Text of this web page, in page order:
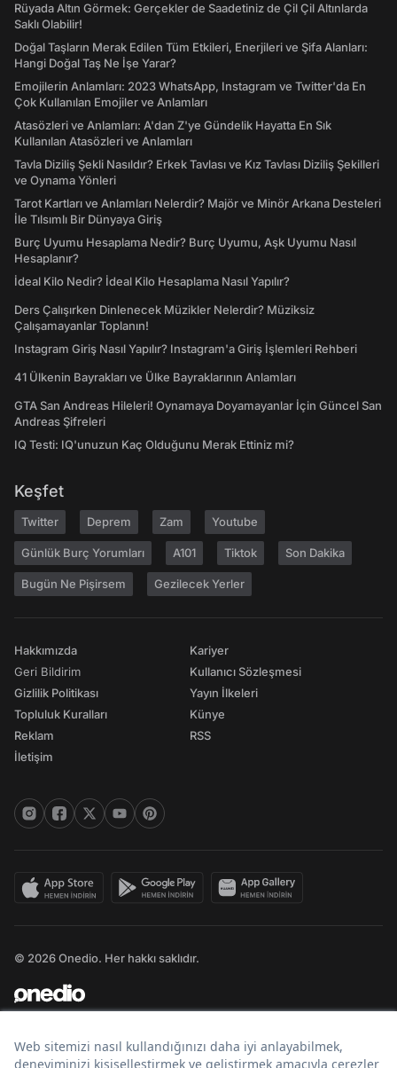
Rüyada Altın Görmek: Gerçekler de Saadetiniz de Çil Çil Altınlarda
Saklı Olabilir!
Doğal Taşların Merak Edilen Tüm Etkileri, Enerjileri ve Şifa Alanları:
Hangi Doğal Taş Ne İşe Yarar?
Emojilerin Anlamları: 2023 WhatsApp, Instagram ve Twitter'da En
Çok Kullanılan Emojiler ve Anlamları
Atasözleri ve Anlamları: A'dan Z'ye Gündelik Hayatta En Sık
Kullanılan Atasözleri ve Anlamları
Tavla Diziliş Şekli Nasıldır? Erkek Tavlası ve Kız Tavlası Diziliş Şekilleri
ve Oynama Yönleri
Tarot Kartları ve Anlamları Nelerdir? Majör ve Minör Arkana Desteleri
İle Tılsımlı Bir Dünyaya Giriş
Burç Uyumu Hesaplama Nedir? Burç Uyumu, Aşk Uyumu Nasıl
Hesaplanır?
İdeal Kilo Nedir? İdeal Kilo Hesaplama Nasıl Yapılır?
Ders Çalışırken Dinlenecek Müzikler Nelerdir? Müziksiz
Çalışamayanlar Toplanın!
Instagram Giriş Nasıl Yapılır? Instagram'a Giriş İşlemleri Rehberi
41 Ülkenin Bayrakları ve Ülke Bayraklarının Anlamları
GTA San Andreas Hileleri! Oynamaya Doyamayanlar İçin Güncel San
Andreas Şifreleri
IQ Testi: IQ'unuzun Kaç Olduğunu Merak Ettiniz mi?
Keşfet
Twitter Deprem Zam Youtube
Günlük Burç Yorumları A101 Tiktok Son Dakika
Bugün Ne Pişirsem Gezilecek Yerler
Hakkımızda
Geri Bildirim
Gizlilik Politikası
Topluluk Kuralları
Reklam
İletişim
Kariyer
Kullanıcı Sözleşmesi
Yayın İlkeleri
Künye
RSS
© 2026 Onedio. Her hakkı saklıdır.
Bir markasıdır.